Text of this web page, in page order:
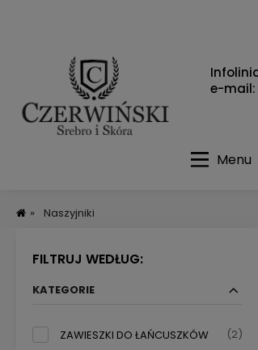
e-mail:
Menu
» Naszyjniki
FILTRUJ WEDŁUG:
KATEGORIE
ZAWIESZKI DO ŁAŃCUSZKÓW
(2)